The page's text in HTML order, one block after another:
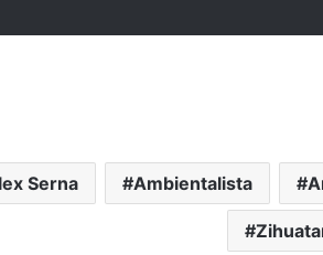
Serna Ambientalista